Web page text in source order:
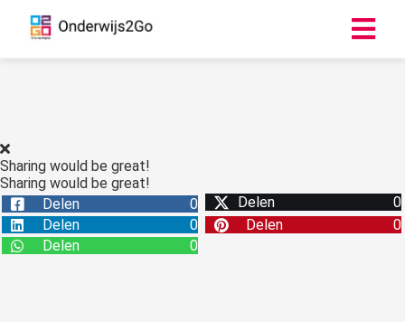
Sharing would be great!
Sharing would be great!
Delen
0 Delen
0
Delen
0 Delen
0
Delen
0